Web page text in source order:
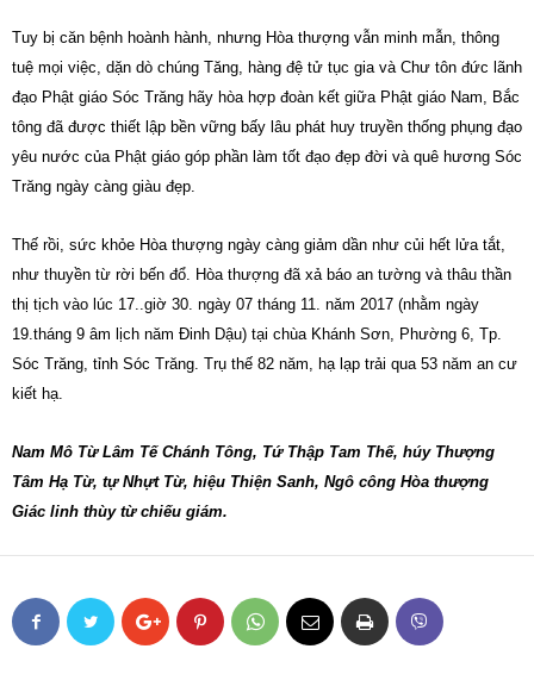
Tuy bị căn bệnh hoành hành, nhưng Hòa thượng vẫn minh mẫn, thông
tuệ mọi việc, dặn dò chúng Tăng, hàng đệ tử tục gia và Chư tôn đức lãnh
đạo Phật giáo Sóc Trăng hãy hòa hợp đoàn kết giữa Phật giáo Nam, Bắc
tông đã được thiết lập bền vững bấy lâu phát huy truyền thống phụng đạo
yêu nước của Phật giáo góp phần làm tốt đạo đẹp đời và quê hương Sóc
Trăng ngày càng giàu đẹp.
Thế rồi, sức khỏe Hòa thượng ngày càng giảm dần như củi hết lửa tắt,
như thuyền từ rời bến đổ. Hòa thượng đã xả báo an tường và thâu thần
thị tịch vào lúc 17..giờ 30. ngày 07 tháng 11. năm 2017 (nhằm ngày
19.tháng 9 âm lịch năm Đinh Dậu) tại chùa Khánh Sơn, Phường 6, Tp.
Sóc Trăng, tỉnh Sóc Trăng. Trụ thế 82 năm, hạ lạp trải qua 53 năm an cư
kiết hạ.
Nam Mô Từ Lâm Tế Chánh Tông, Tứ Thập Tam Thế, húy Thượng
Tâm Hạ Từ, tự Nhựt Từ, hiệu Thiện Sanh, Ngô công Hòa thượng
Giác linh thùy từ chiếu giám.